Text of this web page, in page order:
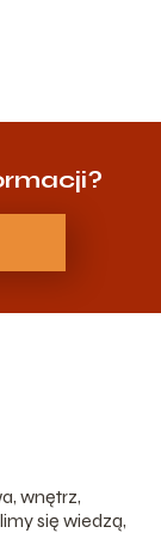
wnętrz,
się wiedzą,